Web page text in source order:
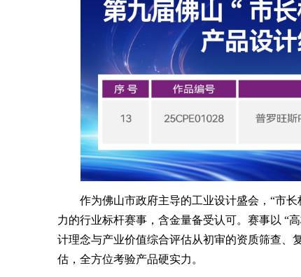
作为佛山市政府主导的工业设计盛会，“市长
力的行业标杆赛事，含金量备受认可。赛事以 “
计理念与产业价值综合评估从初审的资质筛查、
估，全方位考验产品硬实力。